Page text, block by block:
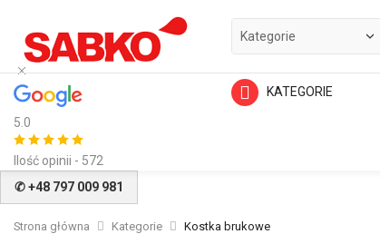
5.0
Ilość opinii - 572
KATEGORIE
✆ +48 797 009 981
Strona główna Kategorie Kostka brukowe